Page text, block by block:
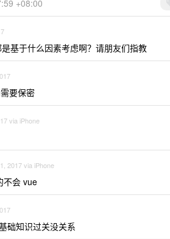
+08:00
基于什么因素考虑啊？请朋友们指教
要保密
via iPhone
2017 via iPhone
不会 vue
础知识过关没关系